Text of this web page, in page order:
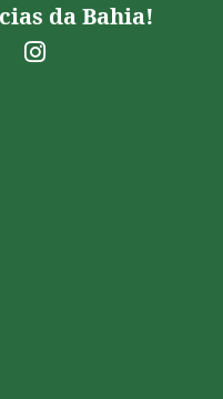
da Bahia!